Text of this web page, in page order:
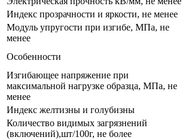
Индекс прозрачности и яркости, не менее
Модуль упругости при изгибе, МПа, не
менее
Особенности
Изгибающее напряжение при
максимальной нагрузке образца, МПа, не
менее
Индекс желтизны и голубизны
Количество видимых загрязнений
(включений),шт/100г, не более